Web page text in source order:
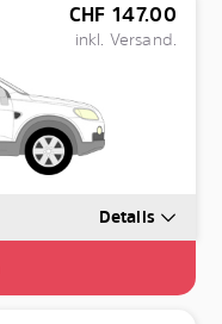
CHF 147.00
inkl. Versand.
Details